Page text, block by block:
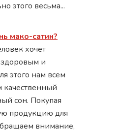
этого весьма...
мако-сатин?
хочет
и
этого нам всем
качественный
сон. Покупая
продукцию для
внимание,